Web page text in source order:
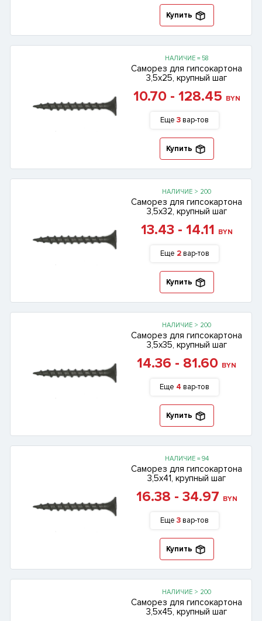
Купить
НАЛИЧИЕ = 58
Саморез для гипсокартона
3,5х25, крупный шаг
10.70 - 128.45 BYN
Еще 3вар-тов
Купить
НАЛИЧИЕ > 200
Саморез для гипсокартона
3,5х32, крупный шаг
13.43 - 14.11 BYN
Еще 2 вар-тов
Купить
НАЛИЧИЕ > 200
Саморез для гипсокартона
3,5х35, крупный шаг
14.36 - 81.60 BYN
Еще 4 вар-тов
Купить
НАЛИЧИЕ = 94
Саморез для гипсокартона
3,5х41, крупный шаг
16.38 - 34.97 BYN
Еще 3вар-тов
Купить
НАЛИЧИЕ > 200
Саморез для гипсокартона
3,5х45, крупный шаг